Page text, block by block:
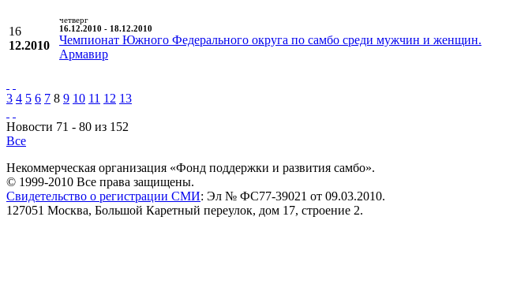
16
12.2010
четверг
16.12.2010 - 18.12.2010
Чемпионат Южного Федерального округа по самбо среди мужчин и женщин.
Армавир
3 4 5 6 7 8 9 10 11 12 13
Новости 71 - 80 из 152
Все
Некоммерческая организация «Фонд поддержки и развития самбо».
© 1999-2010 Все права защищены.
Свидетельство о регистрации СМИ: Эл № ФС77-39021 от 09.03.2010.
127051 Москва, Большой Каретный переулок, дом 17, строение 2.